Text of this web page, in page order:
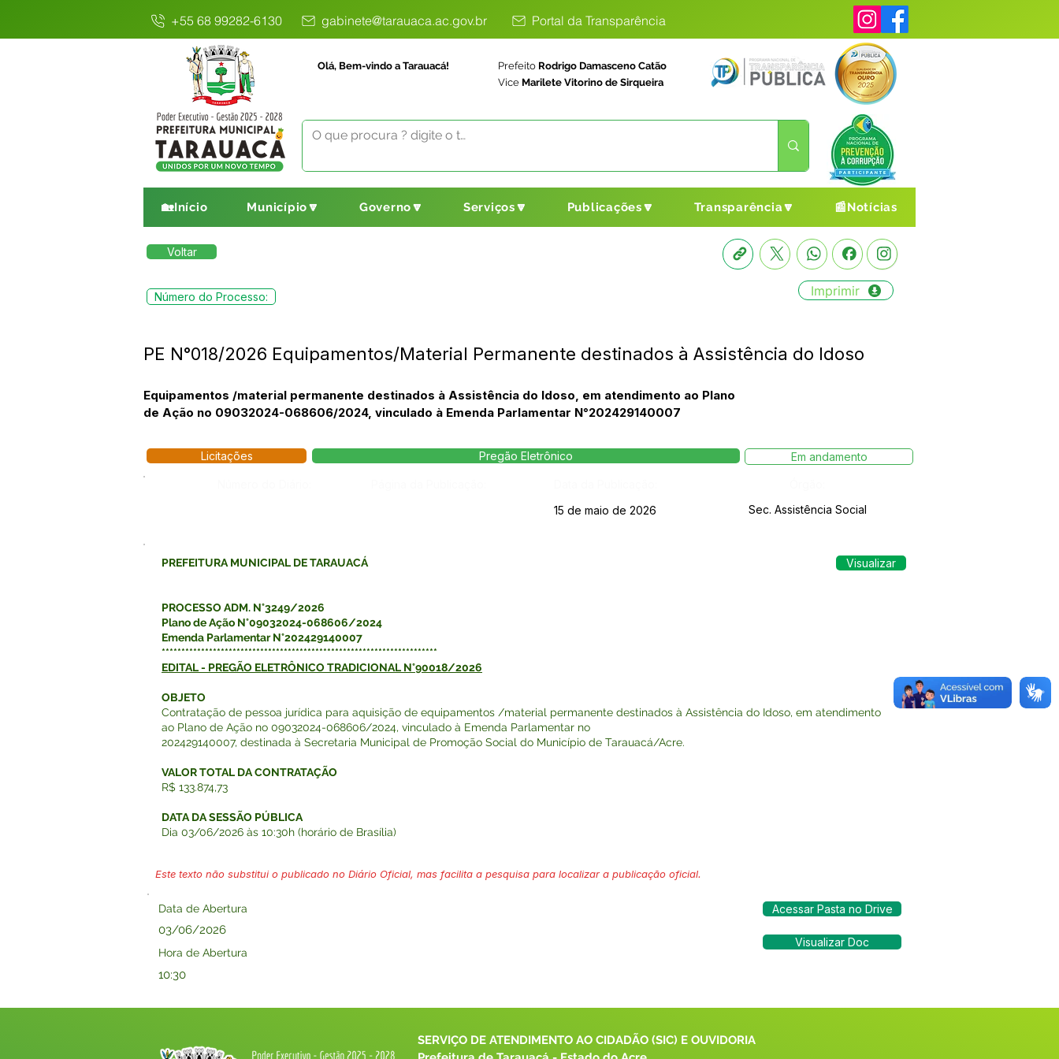
+55 68 99282-6130 gabinete@tarauaca.ac.gov.br Portal da Transparência
Olá, Bem-vindo a Tarauacá! Prefeito Rodrigo Damasceno Catão
Vice Marilete Vitorino de Sirqueira
🏡Início Município🔽 Governo🔽 Serviços🔽 Publicações🔽 Transparência🔽 📰Notícias
Voltar
Número do Processo: Imprimir
PE N°018/2026 Equipamentos/Material Permanente destinados à Assistência do Idoso
Equipamentos /material permanente destinados à Assistência do Idoso, em atendimento ao Plano
de Ação no 09032024-068606/2024, vinculado à Emenda Parlamentar N°202429140007
Licitações Pregão Eletrônico Em andamento
15 de maio de 2026
Sec. Assistência Social
PREFEITURA MUNICIPAL DE TARAUACÁ
PROCESSO ADM. N°3249/2026
Plano de Ação N°09032024-068606/2024
Emenda Parlamentar N°202429140007
**********************************************************************
EDITAL - PREGÃO ELETRÔNICO TRADICIONAL N°90018/2026
OBJETO
Contratação de pessoa jurídica para aquisição de equipamentos /material permanente destinados à Assistência do Idoso, em atendimento
ao Plano de Ação no 09032024-068606/2024, vinculado à Emenda Parlamentar no
202429140007, destinada à Secretaria Municipal de Promoção Social do Município de Tarauacá/Acre.
VALOR TOTAL DA CONTRATAÇÃO
R$ 133.874,73
DATA DA SESSÃO PÚBLICA
Dia 03/06/2026 às 10:30h (horário de Brasília)
Visualizar
Este texto não substitui o publicado no Diário Oficial, mas facilita a pesquisa para localizar a publicação oficial.
Data de Abertura
03/06/2026
Hora de Abertura
10:30
Acessar Pasta no Drive
Visualizar Doc
SERVIÇO DE ATENDIMENTO AO CIDADÃO (SIC) E OUVIDORIA